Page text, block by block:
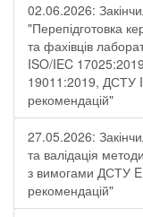
02.06.2026:
"Перепідготовка
та фахівців
ISO/IEC
19011:2019, ДСТУ
рекомендацій"
27.05.2026:
та валідація
з вимогами ДСТУ
рекомендацій"